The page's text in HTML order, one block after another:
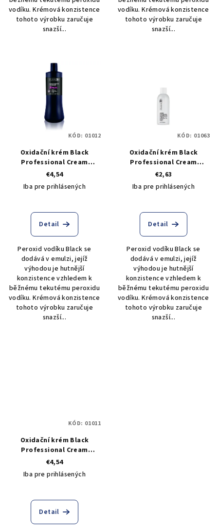
vodíku. Krémová konzistence
tohoto výrobku zaručuje
snazší...
vodíku. Krémová konzistence
tohoto výrobku zaručuje
snazší...
Oxidační krém Black
Professional Cream
Peroxide 20 VOL 6% - 1000
ml
€4,54
Iba pre prihlásených
Detail
Peroxid vodíku Black se
dodává v emulzi, jejíž
výhodou je hutnější
konzistence vzhledem k
běžnému tekutému peroxidu
vodíku. Krémová konzistence
tohoto výrobku zaručuje
snazší...
KÓD: 01012
Oxidační krém Black
Professional Cream
Peroxide 20 VOL 6% - 250 ml
€2,63
Iba pre prihlásených
Detail
Peroxid vodíku Black se
dodává v emulzi, jejíž
výhodou je hutnější
konzistence vzhledem k
běžnému tekutému peroxidu
vodíku. Krémová konzistence
tohoto výrobku zaručuje
snazší...
KÓD: 01063
Oxidační krém Black
Professional Cream
Peroxide 30 VOL 9% - 1000
ml
€4,54
Iba pre prihlásených
Detail
KÓD: 01011